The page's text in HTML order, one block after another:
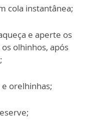
cola instantânea;
e aperte os
olhinhos, após
e orelhinhas;